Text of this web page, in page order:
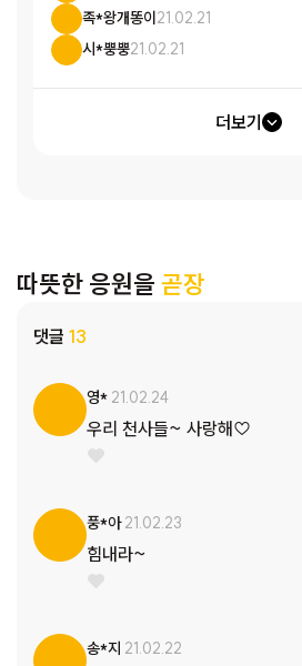
족*왕개똥이 21.02.21
시*뿡뿡21.02.21
더보기
따뜻한 응원을 곧장
댓글 13
영* 21.02.24
우리 천사들~ 사랑해♡
풍*아21.02.23
힘내라~
송*지 21.02.22